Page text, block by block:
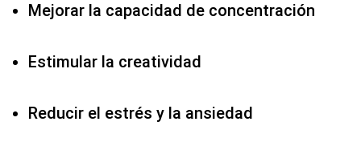
Mejorar la capacidad de concentración
Estimular la creatividad
Reducir el estrés y la ansiedad